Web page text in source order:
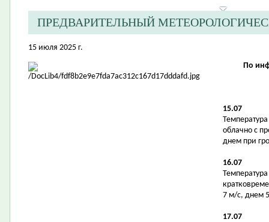
ПРЕДВАРИТЕЛЬНЫЙ
15 июля 2025 г.
По
15.07
облачно с
днем при
16.07
7 м/с, днем
17.07